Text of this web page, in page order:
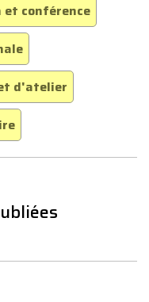
conférence
d'atelier